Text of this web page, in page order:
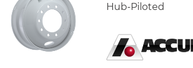
Hub-Piloted